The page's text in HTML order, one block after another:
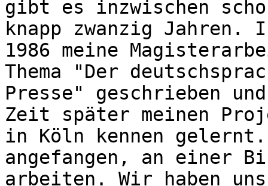
gibt es inzwischen
knapp zwanzig Jahren.
1986 meine
Thema "Der
Presse" geschrieben
Zeit später meinen
in Köln kennen
angefangen, an einer
arbeiten. Wir haben uns